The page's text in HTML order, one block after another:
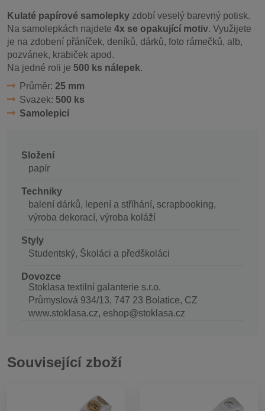
Kulaté papírové samolepky zdobí veselý barevný potisk.
Na samolepkách najdete 4x se opakující motiv. Využijete
je na zdobení přáníček, deníků, dárků, foto rámečků, alb,
pozvánek, krabiček apod.
Na jedné roli je 500 ks nálepek.
Průměr: 25 mm
Svazek: 500 ks
Samolepicí
Složení
papír
Techniky
balení dárků, lepení a stříhání, scrapbooking,
výroba dekorací, výroba koláží
Styly
Studentský, Školáci a předškoláci
Dovozce
Stoklasa textilní galanterie s.r.o.
Průmyslová 934/13, 747 23 Bolatice, CZ
www.stoklasa.cz, eshop@stoklasa.cz
Související zboží